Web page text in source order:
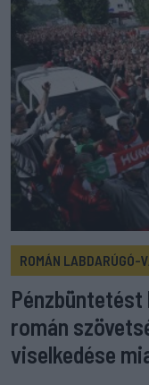
ROMÁN LABDARÚGÓ-
román
viselkedése